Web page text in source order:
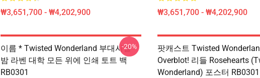
₩3,651,700 - ₩4,202,900 ₩3,651,700 - ₩4,202,900
이름 * Twisted Wonderland 부대시설 -
밤 라벤 대학 모든 위에 인쇄 토트 백
RB0301
-20%
팟캐스트 Twisted
Overblot! 리들 Rosehearts
Wonderland) 포스터 RB0301